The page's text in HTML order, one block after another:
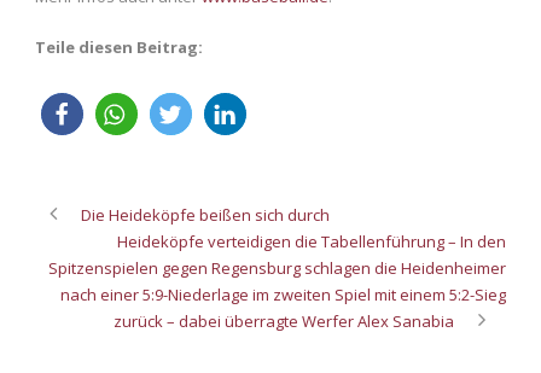
Teile diesen Beitrag:
Die Heideköpfe beißen sich durch
Heideköpfe verteidigen die Tabellenführung – In den
Spitzenspielen gegen Regensburg schlagen die Heidenheimer
nach einer 5:9-Niederlage im zweiten Spiel mit einem 5:2-Sieg
zurück – dabei überragte Werfer Alex Sanabia